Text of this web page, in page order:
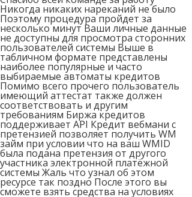
Никогда никаких нареканий не было
Поэтому процедура пройдет за
несколько минут Ваши личные данные
не доступны для просмотра сторонних
пользователей системы Выше в
табличном формате представлены
наиболее популярные и часто
выбираемые автоматы кредитов
Помимо всего прочего пользователь
имеющий аттестат также должен
соответствовать и другим
требованиям Биржа кредитов
поддерживает API Кредит вебмани с
претензией позволяет получить WM
займ при условии что на ваш WMID
была подана претензия от другого
участника электронной платёжной
системы Жаль что узнал об этом
ресурсе так поздно После этого вы
сможете взять средства на условиях